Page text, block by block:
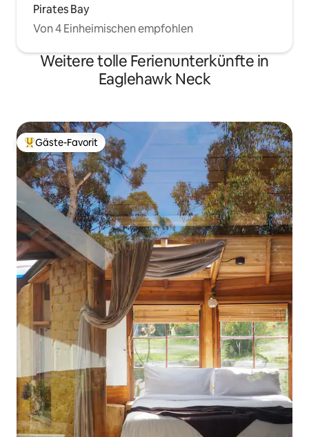
Pirates Bay
Von 4 Einheimischen empfohlen
Weitere tolle Ferienunterkünfte in
Eaglehawk Neck
Beliebter Gäste-Favorit.
Gäste-Favorit